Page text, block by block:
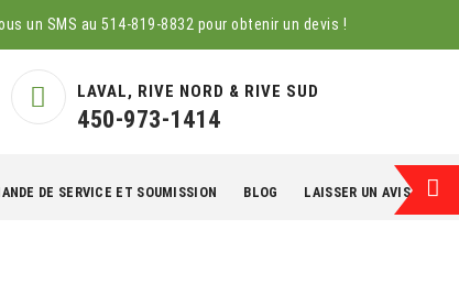
un SMS au 514-819-8832 pour obtenir un devis !
LAVAL, RIVE NORD & RIVE SUD
450-973-1414
DE SERVICE ET SOUMISSION BLOG LAISSER UN AVIS EN